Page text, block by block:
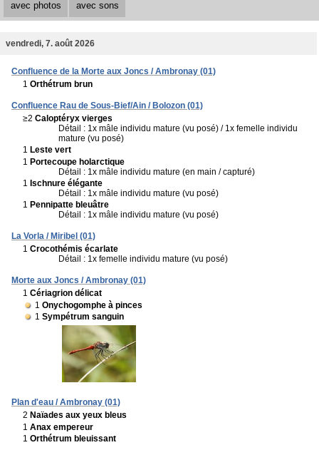
avec photos
avec sons
vendredi, 7. août 2026
Confluence de la Morte aux Joncs / Ambronay (01)
1 Orthétrum brun
Confluence Rau de Sous-Bief/Ain / Bolozon (01)
≥2 Caloptéryx vierges
Détail : 1x mâle individu mature (vu posé) / 1x femelle individu
mature (vu posé)
1 Leste vert
1 Portecoupe holarctique
Détail : 1x mâle individu mature (en main / capturé)
1 Ischnure élégante
Détail : 1x mâle individu mature (vu posé)
1 Pennipatte bleuâtre
Détail : 1x mâle individu mature (vu posé)
La Vorla / Miribel (01)
1 Crocothémis écarlate
Détail : 1x femelle individu mature (vu posé)
Morte aux Joncs / Ambronay (01)
1 Cériagrion délicat
1 Onychogomphe à pinces
1 Sympétrum sanguin
Plan d'eau / Ambronay (01)
2 Naïades aux yeux bleus
1 Anax empereur
1 Orthétrum bleuissant